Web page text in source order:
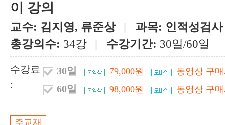
이 강의
교수: 김지영, 류준상 | 과목: 인적성검사
총강의수: 34강 | 수강기간: 30일/60일
수강료
:
30일 79,000원 동영상 구
60일 98,000원 동영상 구
주교재